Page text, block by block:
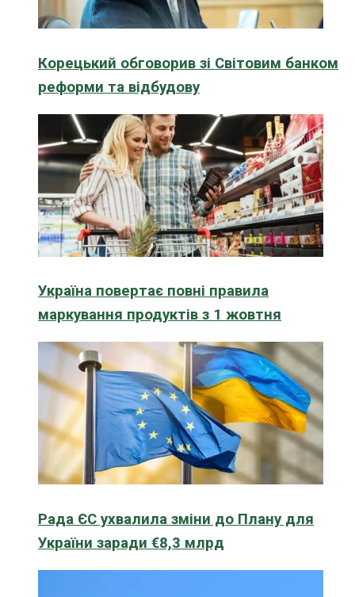
Корецький обговорив зі Світовим банком
реформи та відбудову
Україна повертає повні правила
маркування продуктів з 1 жовтня
Рада ЄС ухвалила зміни до Плану для
України заради €8,3 млрд